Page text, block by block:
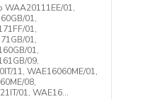
WAA20111EE/01,
01,
01,
01,
01,
09,
11, WAE16060ME/01,
08,
01, WAE16...